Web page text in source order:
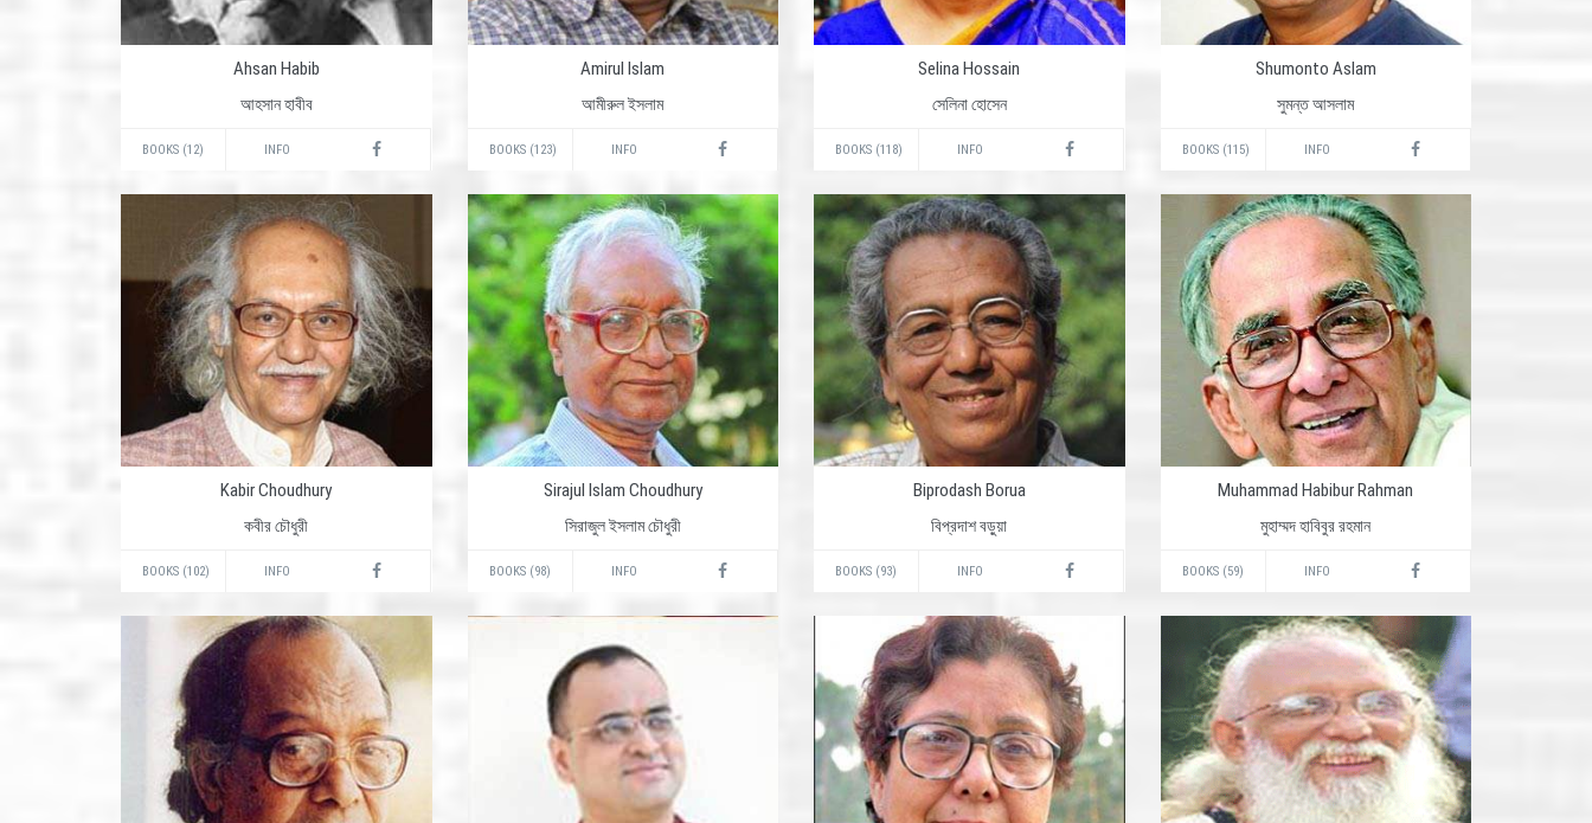
Ahsan Habib
আহসান হাবীব
BOOKS (12) INFO
Amirul Islam
আমীরুল ইসলাম
BOOKS (123) INFO
Selina Hossain
সেলিনা হোসেন
BOOKS (118) INFO
Shumonto Aslam
সুমন্ত আসলাম
BOOKS (115) INFO
Kabir Choudhury
কবীর চৌধুরী
BOOKS (102) INFO
Sirajul Islam Choudhury
সিরাজুল ইসলাম চৌধুরী
BOOKS (98) INFO
Biprodash Borua
বিপ্রদাশ বড়ুয়া
BOOKS (93) INFO
Muhammad Habibur Rahman
মুহাম্মদ হাবিবুর রহমান
BOOKS (59) INFO